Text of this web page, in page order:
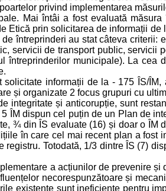
privind implementarea
Mai întâi a fost evaluată
Etică prin solicitarea de informații
întreprinderi au stat câteva
servicii de transport public,
municipale). La
informații de la - 175 ÎS/
și organizate 2 focus grupuri cu
integritate și anticorupție, sunt
ÎM dispun cel puțin de un Plan de
¾ din ÎS evaluate (16) și doar o
în care cel mai recent plan a
Totodată, 1/3 dintre ÎS (7)
a acțiunilor de prevenire
necorespunzătoare și
existente sunt ineficiente pentru